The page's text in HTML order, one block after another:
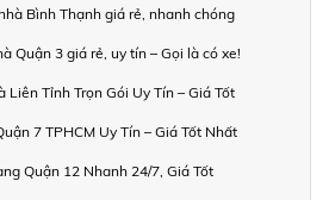
Bình Thạnh giá rẻ, nhanh chóng
Quận 3 giá rẻ, uy tín – Gọi là có xe!
Liên Tỉnh Trọn Gói Uy Tín – Giá Tốt
7 TPHCM Uy Tín – Giá Tốt Nhất
Quận 12 Nhanh 24/7, Giá Tốt